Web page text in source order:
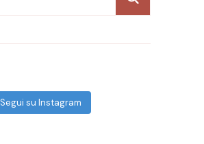
Segui su Instagram